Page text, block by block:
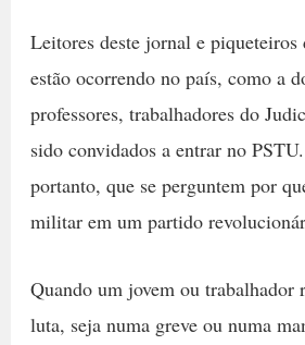
Leitores deste jornal e piqueteiros
estão ocorrendo no país, como a
professores, trabalhadores do
sido convidados a entrar no
portanto, que se perguntem por
militar em um partido
Quando um jovem ou trabalhador
luta, seja numa greve ou numa